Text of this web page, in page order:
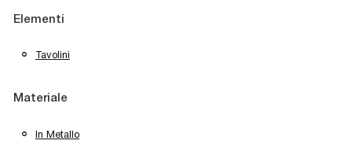
Elementi
Tavolini
Materiale
In Metallo